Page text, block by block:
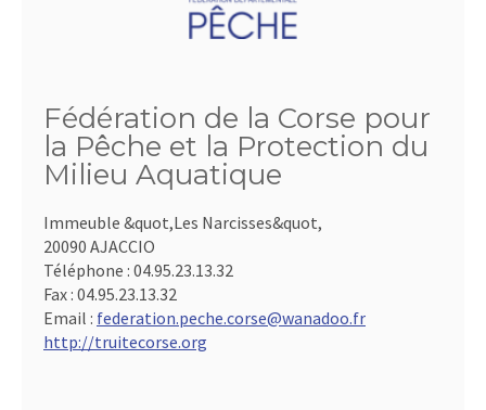
Fédération de la Corse pour
la Pêche et la Protection du
Milieu Aquatique
Immeuble &quot,Les Narcisses&quot,
20090 AJACCIO
Téléphone : 04.95.23.13.32
Fax : 04.95.23.13.32
Email : federation.peche.corse@wanadoo.fr
http://truitecorse.org